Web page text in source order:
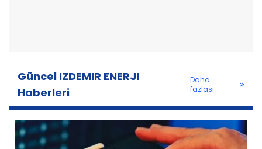
Güncel IZDEMIR ENERJI
Haberleri
Daha
fazlası